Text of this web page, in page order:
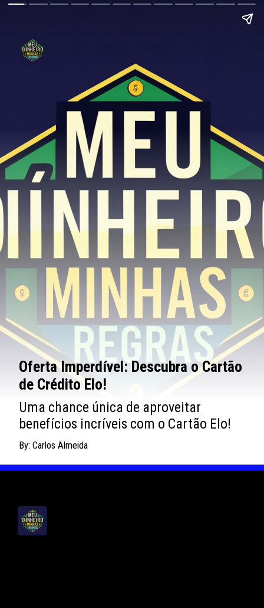
Oferta Imperdível: Descubra o Cartão
de Crédito Elo!
Uma chance única de aproveitar
benefícios incríveis com o Cartão Elo!
By: Carlos Almeida